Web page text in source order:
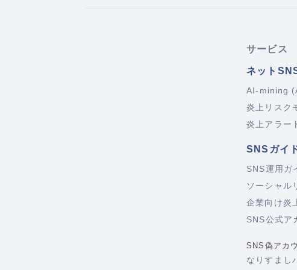
サービス
ネット
AI-mining
炎上リスク
炎上アラー
SNSガイ
SNS運用ガ
ソーシャル
企業向け炎
SNS公式ア
SNS偽アカ
なりすまし